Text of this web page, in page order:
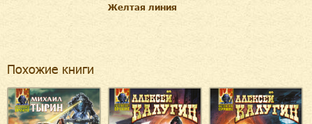
Желтая линия
Похожие книги